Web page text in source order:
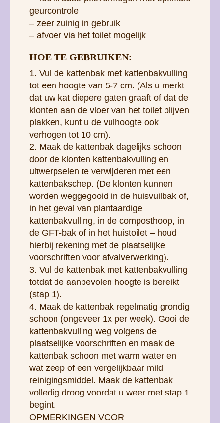
geurcontrole
– zeer zuinig in gebruik
– afvoer via het toilet mogelijk
HOE TE GEBRUIKEN:
1. Vul de kattenbak met kattenbakvulling
tot een hoogte van 5-7 cm. (Als u merkt
dat uw kat diepere gaten graaft of dat de
klonten aan de vloer van het toilet blijven
plakken, kunt u de vulhoogte ook
verhogen tot 10 cm).
2. Maak de kattenbak dagelijks schoon
door de klonten kattenbakvulling en
uitwerpselen te verwijderen met een
kattenbakschep. (De klonten kunnen
worden weggegooid in de huisvuilbak of,
in het geval van plantaardige
kattenbakvulling, in de composthoop, in
de GFT-bak of in het huistoilet – houd
hierbij rekening met de plaatselijke
voorschriften voor afvalverwerking).
3. Vul de kattenbak met kattenbakvulling
totdat de aanbevolen hoogte is bereikt
(stap 1).
4. Maak de kattenbak regelmatig grondig
schoon (ongeveer 1x per week). Gooi de
kattenbakvulling weg volgens de
plaatselijke voorschriften en maak de
kattenbak schoon met warm water en
wat zeep of een vergelijkbaar mild
reinigingsmiddel. Maak de kattenbak
volledig droog voordat u weer met stap 1
begint.
OPMERKINGEN VOOR